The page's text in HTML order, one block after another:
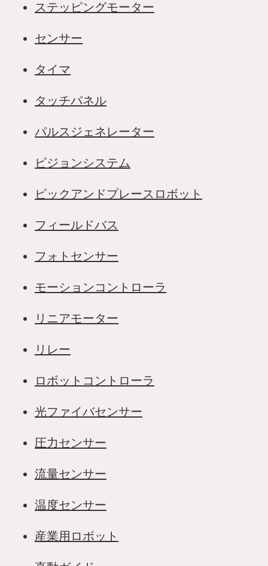
ステッピングモーター
センサー
タイマ
タッチパネル
パルスジェネレーター
ビジョンシステム
ピックアンドプレースロボット
フィールドバス
フォトセンサー
モーションコントローラ
リニアモーター
リレー
ロボットコントローラ
光ファイバセンサー
圧力センサー
流量センサー
温度センサー
産業用ロボット